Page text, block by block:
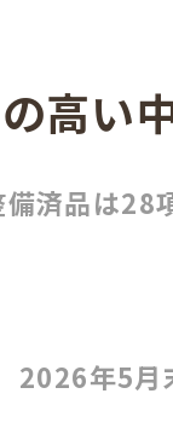
高い
備済品は
2026年5月